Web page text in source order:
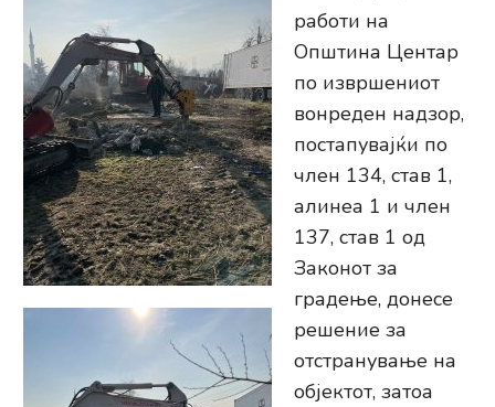
работи на
Општина Центар
по извршениот
вонреден надзор,
постапувајќи по
член 134, став 1,
алинеа 1 и член
137, став 1 од
Законот за
градење, донесе
решение за
отстранување на
објектот, затоа